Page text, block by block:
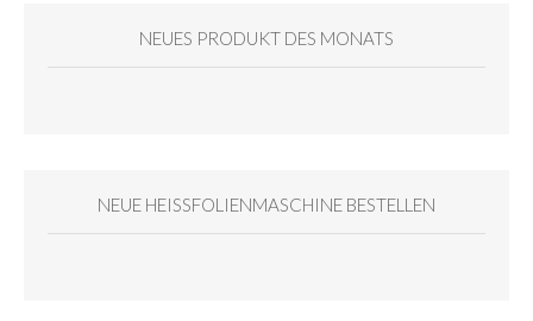
NEUES PRODUKT DES MONATS
NEUE HEISSFOLIENMASCHINE BESTELLEN